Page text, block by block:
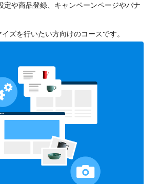
パターン”を網羅したデザイン構築と、
・集客・CRM・更新）を行います。
スタマイズ
ご要望に合わせて、ショップデザインを
ズします。
ーが、テンプレートをもとにショップデ
定や商品登録、キャンペーンページやバナ
ズを行いたい方向けのコースです。